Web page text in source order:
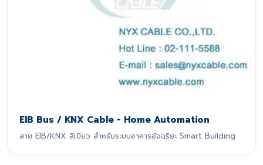
EIB Bus / KNX Cable - Home Automation
สาย EIB/KNX สีเขียว สำหรับระบบอาคารอัจฉริยะ Smart Building